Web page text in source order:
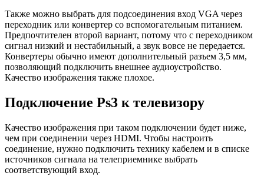
Также можно выбрать для подсоединения вход VGA через
переходник или конвертер со вспомогательным питанием.
Предпочтителен второй вариант, потому что с переходником
сигнал низкий и нестабильный, а звук вовсе не передается.
Конвертеры обычно имеют дополнительный разъем 3,5 мм,
позволяющий подключить внешнее аудиоустройство.
Качество изображения также плохое.
Подключение Ps3 к телевизору
Качество изображения при таком подключении будет ниже,
чем при соединении через HDMI. Чтобы настроить
соединение, нужно подключить технику кабелем и в списке
источников сигнала на телеприемнике выбрать
соответствующий вход.